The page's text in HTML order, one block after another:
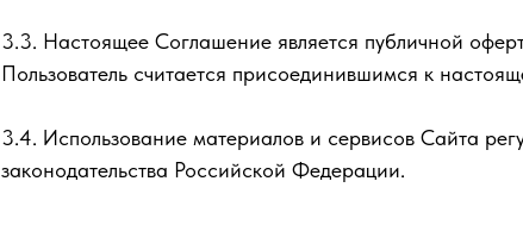
3.3. Настоящее Соглашение является публичной
Пользователь считается присоединившимся к
3.4. Использование материалов и сервисов Сайта
законодательства Российской Федерации.